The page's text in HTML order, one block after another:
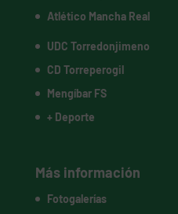
Atlético Mancha Real
UDC Torredonjimeno
CD Torreperogil
Mengíbar FS
+ Deporte
Más información
Fotogalerías